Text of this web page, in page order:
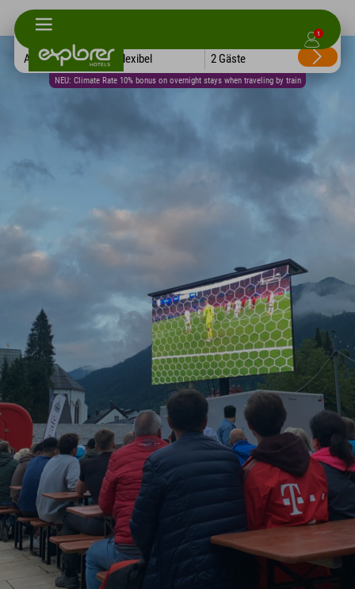
1
NEU: Climate Rate 10% bonus on overnight stays when traveling by train
Alle Hotels Flexibel 2 Gäste